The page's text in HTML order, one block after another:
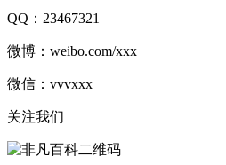
QQ：23467321
微博：weibo.com/xxx
微信：vvvxxx
关注我们